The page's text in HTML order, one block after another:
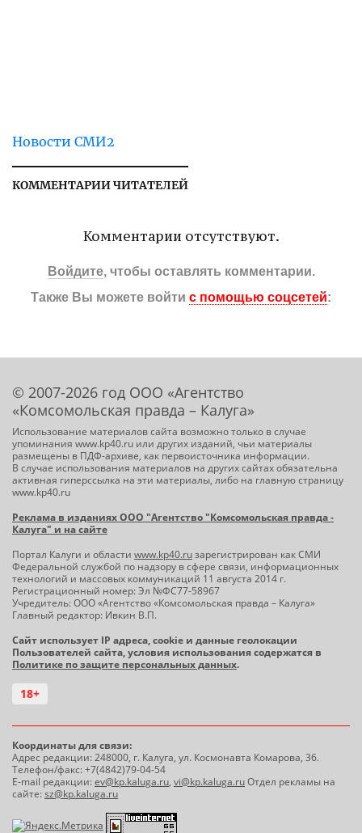
Новости СМИ2
КОММЕНТАРИИ ЧИТАТЕЛЕЙ
Комментарии отсутствуют.
Войдите, чтобы оставлять комментарии.
Также Вы можете войти с помощью соцсетей:
© 2007-2026 год ООО «Агентство
«Комсомольская правда – Калуга»
Использование материалов сайта возможно только в случае
упоминания www.kp40.ru или других изданий, чьи материалы
размещены в ПДФ-архиве, как первоисточника информации.
В случае использования материалов на других сайтах обязательна
активная гиперссылка на эти материалы, либо на главную страницу
www.kp40.ru
Реклама в изданиях ООО "Агентство "Комсомольская правда -
Калуга" и на сайте
Портал Калуги и области www.kp40.ruзарегистрирован как СМИ
Федеральной службой по надзору в сфере связи, информационных
технологий и массовых коммуникаций 11 августа 2014 г.
Регистрационный номер: Эл №ФС77-58967
Учредитель: ООО «Агентство «Комсомольская правда – Калуга»
Главный редактор: Ивкин В.П.
Сайт использует IP адреса, cookie и данные геолокации
Пользователей сайта, условия использования содержатся в
Политике по защите персональных данных.
18+
Координаты для связи:
Адрес редакции: 248000, г. Калуга, ул. Космонавта Комарова, 36.
Телефон/факс: +7(4842)79-04-54
E-mail редакции:ev@kp.kaluga.ru, vi@kp.kaluga.ruОтдел рекламы на
сайте:sz@kp.kaluga.ru